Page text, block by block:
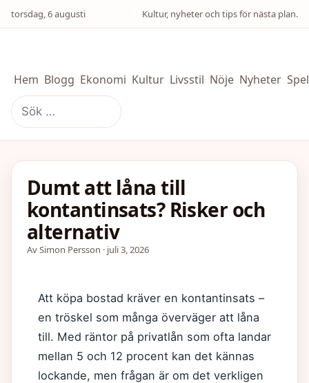
torsdag, 6 augusti Kultur, nyheter och tips för nästa plan.
Hem Blogg Ekonomi Kultur Livsstil Nöje Nyheter Spel
Sök
efter:
Dumt att låna till
kontantinsats? Risker och
alternativ
Av Simon Persson · juli 3, 2026
Att köpa bostad kräver en kontantinsats –
en tröskel som många överväger att låna
till. Med räntor på privatlån som ofta landar
mellan 5 och 12 procent kan det kännas
lockande, men frågan är om det verkligen